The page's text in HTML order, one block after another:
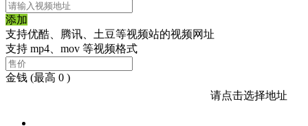
添加
支持优酷、腾讯、土豆等视频站的视频网址
支持 mp4、mov 等视频格式
金钱 (最高 0 )
请点击选择地址